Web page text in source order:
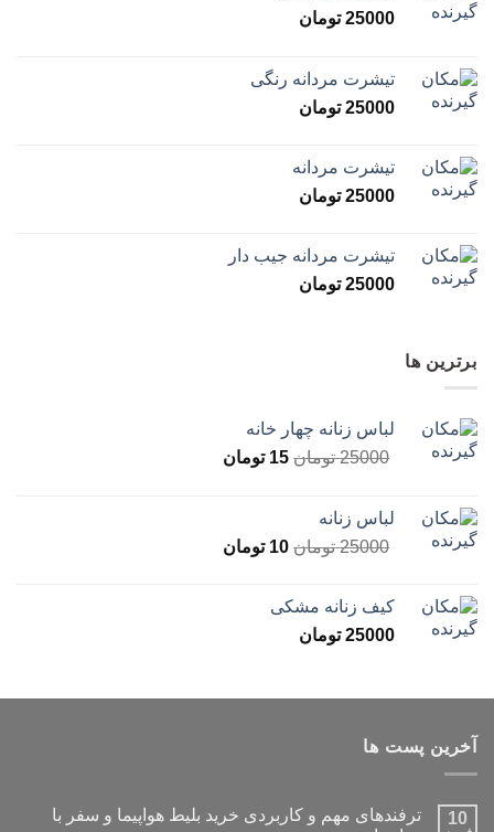
25000 تومان
تیشرت مردانه رنگی
25000 تومان
تیشرت مردانه
25000 تومان
تیشرت مردانه جیب دار
25000 تومان
برترین ها
لباس زنانه چهار خانه
25000 تومان 15 تومان
لباس زنانه
25000 تومان 10 تومان
کیف زنانه مشکی
25000 تومان
آخرین پست ها
10
ترفندهای مهم و کاربردی خرید بلیط هواپیما و سفر با